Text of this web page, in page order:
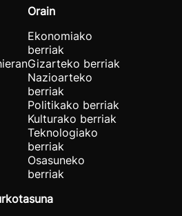
Orain
Ekonomiako
berriak
Gizarteko berriak
Nazioarteko
berriak
Politikako berriak
Kulturako berriak
Teknologiako
berriak
Osasuneko
berriak